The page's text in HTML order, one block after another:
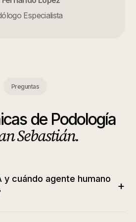
Especialista
Preguntas
de Podología
Sebastián.
y cuándo agente humano
+